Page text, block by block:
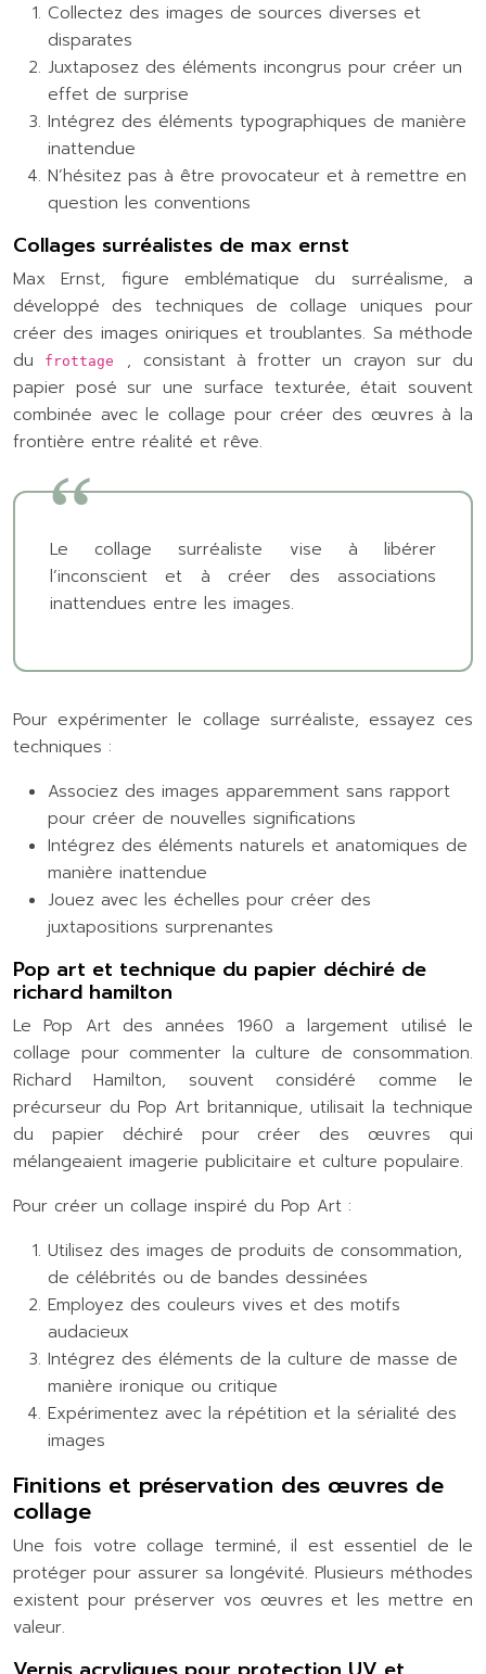
Collectez des images de sources diverses et
disparates
Juxtaposez des éléments incongrus pour créer un
effet de surprise
Intégrez des éléments typographiques de manière
inattendue
N’hésitez pas à être provocateur et à remettre en
question les conventions
Collages surréalistes de max ernst
Max Ernst, figure emblématique du surréalisme, a
développé des techniques de collage uniques pour
créer des images oniriques et troublantes. Sa méthode
du
frottage , consistant à frotter un crayon sur du
papier posé sur une surface texturée, était souvent
combinée avec le collage pour créer des œuvres à la
frontière entre réalité et rêve.
Le collage surréaliste vise à libérer
l’inconscient et à créer des associations
inattendues entre les images.
Pour expérimenter le collage surréaliste, essayez ces
techniques :
Associez des images apparemment sans rapport
pour créer de nouvelles significations
Intégrez des éléments naturels et anatomiques de
manière inattendue
Jouez avec les échelles pour créer des
juxtapositions surprenantes
Pop art et technique du papier déchiré de
richard hamilton
Le Pop Art des années 1960 a largement utilisé le
collage pour commenter la culture de consommation.
Richard Hamilton, souvent considéré comme le
précurseur du Pop Art britannique, utilisait la technique
du papier déchiré pour créer des œuvres qui
mélangeaient imagerie publicitaire et culture populaire.
Pour créer un collage inspiré du Pop Art :
Utilisez des images de produits de consommation,
de célébrités ou de bandes dessinées
Employez des couleurs vives et des motifs
audacieux
Intégrez des éléments de la culture de masse de
manière ironique ou critique
Expérimentez avec la répétition et la sérialité des
images
Finitions et préservation des œuvres de
collage
Une fois votre collage terminé, il est essentiel de le
protéger pour assurer sa longévité. Plusieurs méthodes
existent pour préserver vos œuvres et les mettre en
valeur.